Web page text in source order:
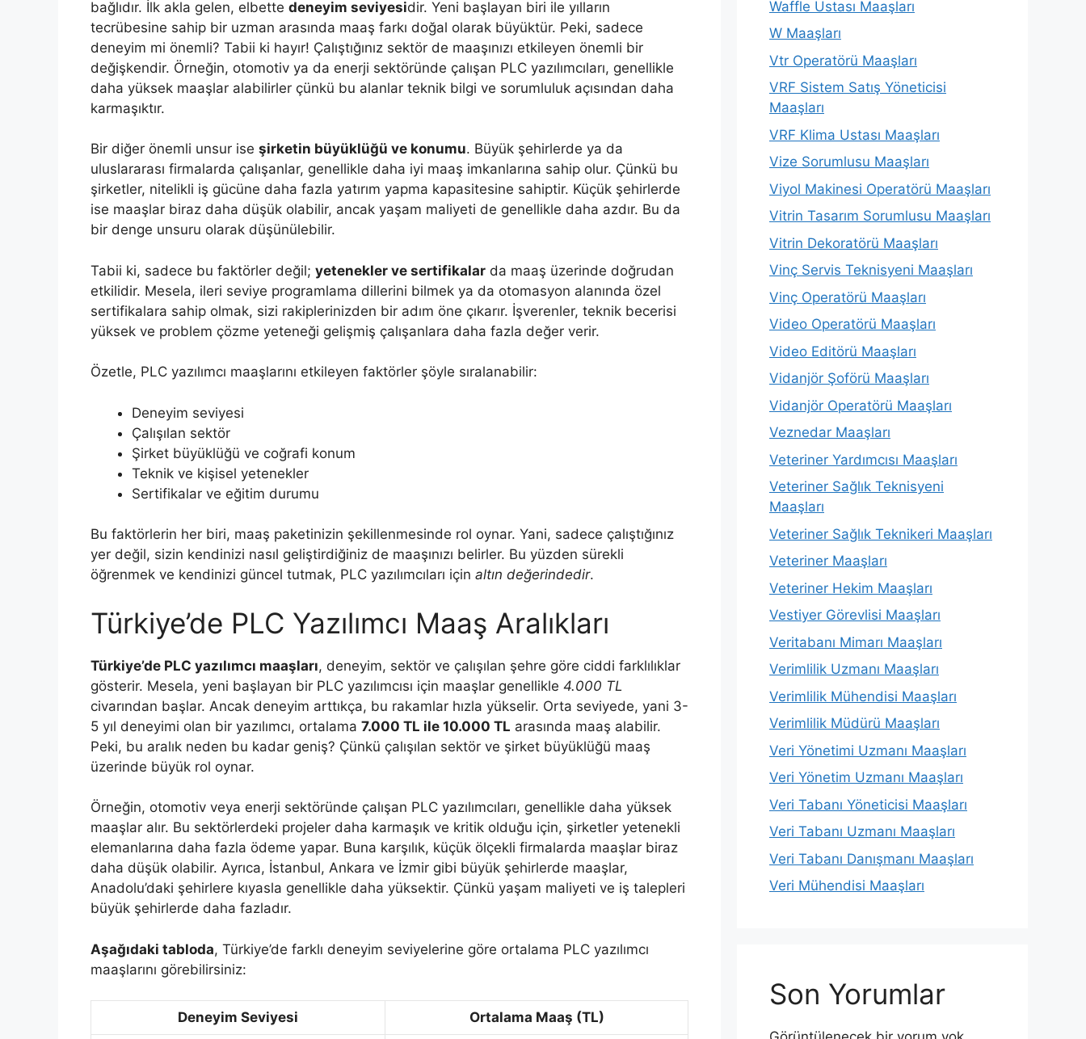
bağlıdır. İlk akla gelen, elbette deneyim seviyesidir. Yeni başlayan biri ile yılların
tecrübesine sahip bir uzman arasında maaş farkı doğal olarak büyüktür. Peki, sadece
deneyim mi önemli? Tabii ki hayır! Çalıştığınız sektör de maaşınızı etkileyen önemli bir
değişkendir. Örneğin, otomotiv ya da enerji sektöründe çalışan PLC yazılımcıları, genellikle
daha yüksek maaşlar alabilirler çünkü bu alanlar teknik bilgi ve sorumluluk açısından daha
karmaşıktır.
Bir diğer önemli unsur ise şirketin büyüklüğü ve konumu. Büyük şehirlerde ya da
uluslararası firmalarda çalışanlar, genellikle daha iyi maaş imkanlarına sahip olur. Çünkü bu
şirketler, nitelikli iş gücüne daha fazla yatırım yapma kapasitesine sahiptir. Küçük şehirlerde
ise maaşlar biraz daha düşük olabilir, ancak yaşam maliyeti de genellikle daha azdır. Bu da
bir denge unsuru olarak düşünülebilir.
Tabii ki, sadece bu faktörler değil; yetenekler ve sertifikalar da maaş üzerinde doğrudan
etkilidir. Mesela, ileri seviye programlama dillerini bilmek ya da otomasyon alanında özel
sertifikalara sahip olmak, sizi rakiplerinizden bir adım öne çıkarır. İşverenler, teknik becerisi
yüksek ve problem çözme yeteneği gelişmiş çalışanlara daha fazla değer verir.
Özetle, PLC yazılımcı maaşlarını etkileyen faktörler şöyle sıralanabilir:
Deneyim seviyesi
Çalışılan sektör
Şirket büyüklüğü ve coğrafi konum
Teknik ve kişisel yetenekler
Sertifikalar ve eğitim durumu
Bu faktörlerin her biri, maaş paketinizin şekillenmesinde rol oynar. Yani, sadece çalıştığınız
yer değil, sizin kendinizi nasıl geliştirdiğiniz de maaşınızı belirler. Bu yüzden sürekli
öğrenmek ve kendinizi güncel tutmak, PLC yazılımcıları için altın değerindedir.
Türkiye’de PLC Yazılımcı Maaş Aralıkları
Türkiye’de PLC yazılımcı maaşları, deneyim, sektör ve çalışılan şehre göre ciddi farklılıklar
gösterir. Mesela, yeni başlayan bir PLC yazılımcısı için maaşlar genellikle 4.000 TL
civarından başlar. Ancak deneyim arttıkça, bu rakamlar hızla yükselir. Orta seviyede, yani 3-
5 yıl deneyimi olan bir yazılımcı, ortalama 7.000 TL ile 10.000 TL arasında maaş alabilir.
Peki, bu aralık neden bu kadar geniş? Çünkü çalışılan sektör ve şirket büyüklüğü maaş
üzerinde büyük rol oynar.
Örneğin, otomotiv veya enerji sektöründe çalışan PLC yazılımcıları, genellikle daha yüksek
maaşlar alır. Bu sektörlerdeki projeler daha karmaşık ve kritik olduğu için, şirketler yetenekli
elemanlarına daha fazla ödeme yapar. Buna karşılık, küçük ölçekli firmalarda maaşlar biraz
daha düşük olabilir. Ayrıca, İstanbul, Ankara ve İzmir gibi büyük şehirlerde maaşlar,
Anadolu’daki şehirlere kıyasla genellikle daha yüksektir. Çünkü yaşam maliyeti ve iş talepleri
büyük şehirlerde daha fazladır.
Aşağıdaki tabloda, Türkiye’de farklı deneyim seviyelerine göre ortalama PLC yazılımcı
maaşlarını görebilirsiniz:
Deneyim Seviyesi Ortalama Maaş (TL)
Waffle Ustası Maaşları
W Maaşları
Vtr Operatörü Maaşları
VRF Sistem Satış Yöneticisi
Maaşları
VRF Klima Ustası Maaşları
Vize Sorumlusu Maaşları
Viyol Makinesi Operatörü Maaşları
Vitrin Tasarım Sorumlusu Maaşları
Vitrin Dekoratörü Maaşları
Vinç Servis Teknisyeni Maaşları
Vinç Operatörü Maaşları
Video Operatörü Maaşları
Video Editörü Maaşları
Vidanjör Şoförü Maaşları
Vidanjör Operatörü Maaşları
Veznedar Maaşları
Veteriner Yardımcısı Maaşları
Veteriner Sağlık Teknisyeni
Maaşları
Veteriner Sağlık Teknikeri Maaşları
Veteriner Maaşları
Veteriner Hekim Maaşları
Vestiyer Görevlisi Maaşları
Veritabanı Mimarı Maaşları
Verimlilik Uzmanı Maaşları
Verimlilik Mühendisi Maaşları
Verimlilik Müdürü Maaşları
Veri Yönetimi Uzmanı Maaşları
Veri Yönetim Uzmanı Maaşları
Veri Tabanı Yöneticisi Maaşları
Veri Tabanı Uzmanı Maaşları
Veri Tabanı Danışmanı Maaşları
Veri Mühendisi Maaşları
Son Yorumlar